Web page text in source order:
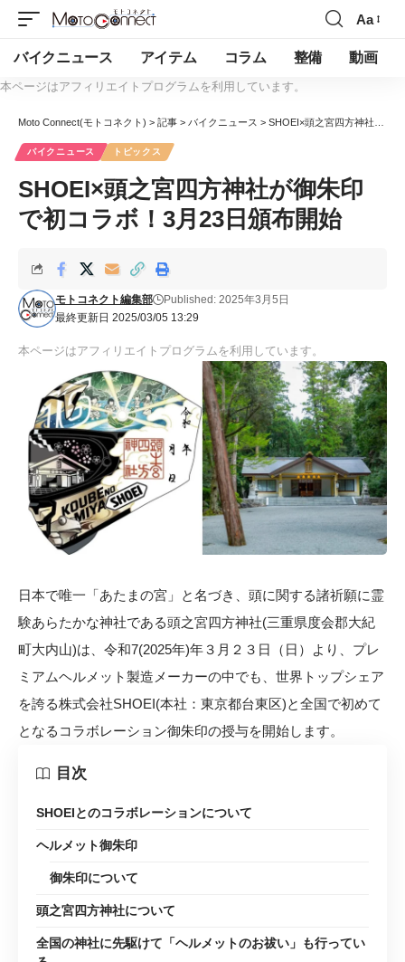
Aa
バイクニュース アイテム コラム 整備 動画
本ページはアフィリエイトプログラムを利用しています。
Moto Connect(モトコネクト) > 記事 > バイクニュース > SHOEI×頭之宮四方神社が御朱印で初コラボ！3月23日頒布開始
バイクニュース トピックス
SHOEI×頭之宮四方神社が御朱印
で初コラボ！3月23日頒布開始
最終更新日 2025/03/05 13:29
モトコネクト編集部 Published: 2025年3月5日
本ページはアフィリエイトプログラムを利用しています。
日本で唯一「あたまの宮」と名づき、頭に関する諸祈願に霊
験あらたかな神社である頭之宮四方神社(三重県度会郡大紀
町大内山)は、令和7(2025年)年３月２３日（日）より、プレ
ミアムヘルメット製造メーカーの中でも、世界トップシェア
を誇る株式会社SHOEI(本社：東京都台東区)と全国で初めて
となるコラボレーション御朱印の授与を開始します。
目次
SHOEIとのコラボレーションについて
ヘルメット御朱印
御朱印について
頭之宮四方神社について
全国の神社に先駆けて「ヘルメットのお祓い」も行ってい